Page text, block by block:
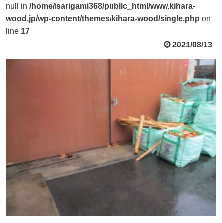
null in /home/isarigami368/public_html/www.kihara-
wood.jp/wp-content/themes/kihara-wood/single.php on
line 17
2021/08/13